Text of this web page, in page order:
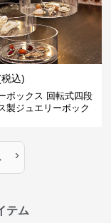
込)
ボックス 回転式四段
製ジュエリーボック
›
テム